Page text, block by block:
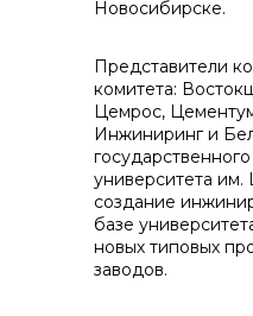
контакты
Контакты
Новосибирске.
Представители
комитета:
Цемрос,
Инжиниринг и
университета
создание
базе
новых типовых
заводов.